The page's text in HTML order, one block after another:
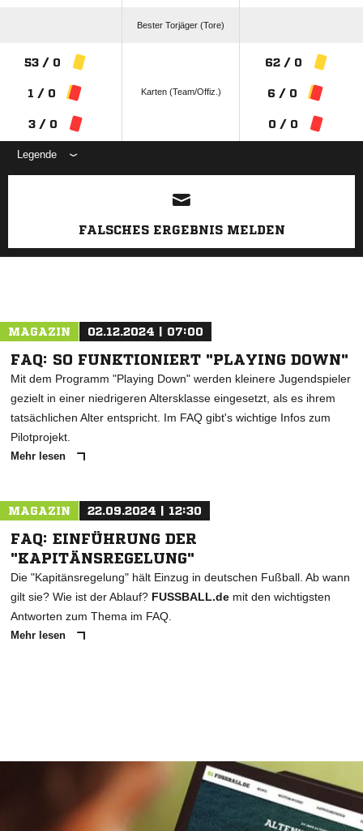
Bester Torjäger (Tore)
53 / 0
1 / 0
3 / 0
Karten (Team/Offiz.)
62 / 0
6 / 0
0 / 0
Legende
ANZEIGE
FALSCHES ERGEBNIS MELDEN
MAGAZIN 02.12.2024 | 07:00
FAQ: SO FUNKTIONIERT "PLAYING DOWN"
Mit dem Programm "Playing Down" werden kleinere Jugendspieler
gezielt in einer niedrigeren Altersklasse eingesetzt, als es ihrem
tatsächlichen Alter entspricht. Im FAQ gibt's wichtige Infos zum
Pilotprojekt.
Mehr lesen
MAGAZIN 22.09.2024 | 12:30
FAQ: EINFÜHRUNG DER
"KAPITÄNSREGELUNG"
Die "Kapitänsregelung" hält Einzug in deutschen Fußball. Ab wann
gilt sie? Wie ist der Ablauf? FUSSBALL.de mit den wichtigsten
Antworten zum Thema im FAQ.
Mehr lesen